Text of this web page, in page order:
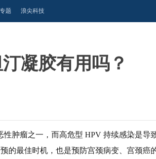
专题 浪尖科技
凝胶有用吗？
肿瘤之一，而高危型 HPV 持续感染是导
的最佳时机，也是预防宫颈病变、宫颈癌